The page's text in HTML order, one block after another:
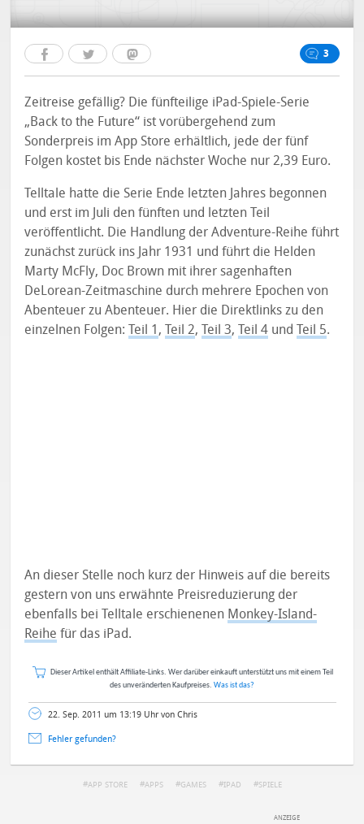
3
Zeitreise gefällig? Die fünfteilige iPad-Spiele-Serie
„Back to the Future“ ist vorübergehend zum
Sonderpreis im App Store erhältlich, jede der fünf
Folgen kostet bis Ende nächster Woche nur 2,39 Euro.
Telltale hatte die Serie Ende letzten Jahres begonnen
und erst im Juli den fünften und letzten Teil
veröffentlicht. Die Handlung der Adventure-Reihe führt
zunächst zurück ins Jahr 1931 und führt die Helden
Marty McFly, Doc Brown mit ihrer sagenhaften
DeLorean-Zeitmaschine durch mehrere Epochen von
Abenteuer zu Abenteuer. Hier die Direktlinks zu den
einzelnen Folgen:Teil 1 ,Teil 2,Teil 3,Teil 4 undTeil 5.
An dieser Stelle noch kurz der Hinweis auf die bereits
gestern von uns erwähnte Preisreduzierung der
ebenfalls bei Telltale erschienenen Monkey-Island-
Reihe für das iPad.
Dieser Artikel enthält Affiliate-Links. Wer darüber einkauft unterstützt uns mit einem Teil
des unveränderten Kaufpreises. Was ist das?
22. Sep. 2011 um 13:19 Uhr von Chris
Fehler gefunden?
APP STORE APPS GAMES IPAD SPIELE